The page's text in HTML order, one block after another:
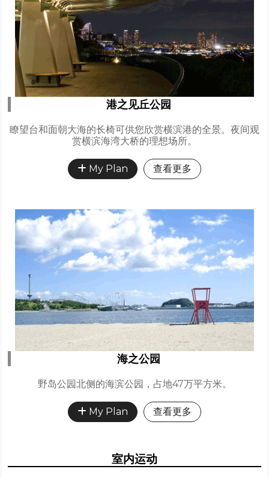
港之见丘公园
瞭望台和面朝大海的长椅可供您欣赏横滨港的全景。夜间观
赏横滨海湾大桥的理想场所。
My Plan 查看更多
海之公园
野岛公园北侧的海滨公园，占地47万平方米。
My Plan 查看更多
室内运动